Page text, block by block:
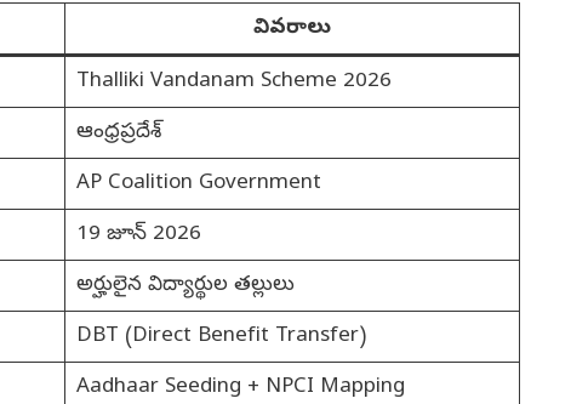
వివరాలు
Thalliki Vandanam Scheme 2026
ఆంధ్రప్రదేశ్
AP Coalition Government
19 జూన్ 2026
అర్హులైన విద్యార్థుల తల్లులు
DBT (Direct Benefit Transfer)
Aadhaar Seeding + NPCI Mapping